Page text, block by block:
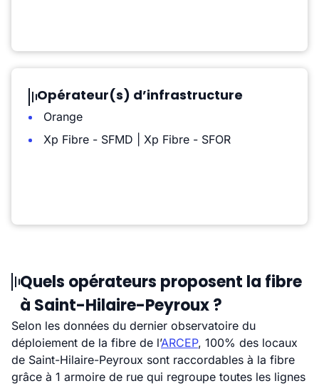
Opérateur(s) d’infrastructure
Orange
Xp Fibre - SFMD | Xp Fibre - SFOR
Quels opérateurs proposent la fibre
à Saint-Hilaire-Peyroux ?
Selon les données du dernier observatoire du
déploiement de la fibre de l’ARCEP, 100% des locaux
de Saint-Hilaire-Peyroux sont raccordables à la fibre
grâce à 1 armoire de rue qui regroupe toutes les lignes